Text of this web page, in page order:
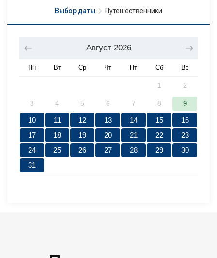
Выбор даты Путешественники
Август 2026
Пн Вт Ср Чт Пт Сб Вс
1 2
3 4 5 6 7 8
9
10
11 12 13 14 15
16
17
18 19 20 21 22
23
24
25 26 27 28 29
30
31